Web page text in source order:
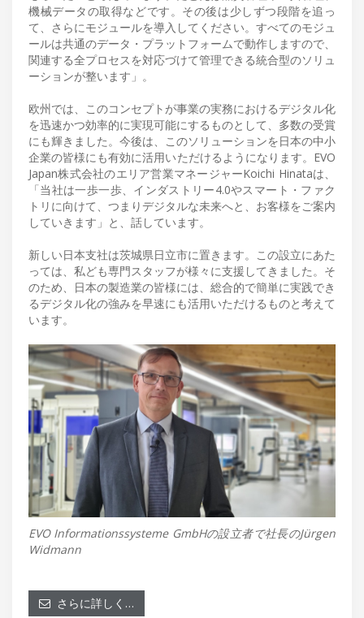
機械データの取得などです。その後は少しずつ段階を追っ
て、さらにモジュールを導入してください。すべてのモジュ
ールは共通のデータ・プラットフォームで動作しますので、
関連する全プロセスを対応づけて管理できる統合型のソリュ
ーションが整います」。
欧州では、このコンセプトが事業の実務におけるデジタル化
を迅速かつ効率的に実現可能にするものとして、多数の受賞
にも輝きました。今後は、このソリューションを日本の中小
企業の皆様にも有効に活用いただけるようになります。EVO
Japan株式会社のエリア営業マネージャーKoichi Hinataは、
「当社は一歩一歩、インダストリー4.0やスマート・ファク
トリに向けて、つまりデジタルな未来へと、お客様をご案内
していきます」と、話しています。
新しい日本支社は茨城県日立市に置きます。この設立にあた
っては、私ども専門スタッフが様々に支援してきました。そ
のため、日本の製造業の皆様には、総合的で簡単に実践でき
るデジタル化の強みを早速にも活用いただけるものと考えて
います。
EVO Informationssysteme GmbHの設立者で社長のJürgen
Widmann
さらに詳しく…